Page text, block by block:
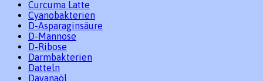
Curcuma Latte
Cyanobakterien
D-Asparaginsäure
D-Mannose
D-Ribose
Darmbakterien
Datteln
Davanaöl